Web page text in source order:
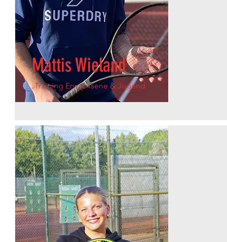
Mattis Wieland
Training Erwachsene & Jugend